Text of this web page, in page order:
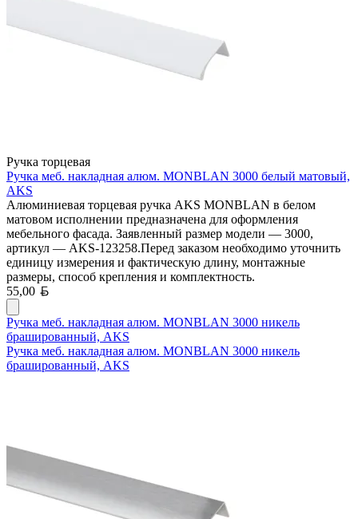
Ручка торцевая
Ручка меб. накладная алюм. MONBLAN 3000 белый матовый,
AKS
Алюминиевая торцевая ручка AKS MONBLAN в белом
матовом исполнении предназначена для оформления
мебельного фасада. Заявленный размер модели — 3000,
артикул — AKS-123258.Перед заказом необходимо уточнить
единицу измерения и фактическую длину, монтажные
размеры, способ крепления и комплектность.
55,00
Ручка меб. накладная алюм. MONBLAN 3000 никель
брашированный, AKS
Ручка меб. накладная алюм. MONBLAN 3000 никель
брашированный, AKS